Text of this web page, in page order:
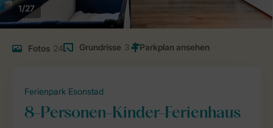
1/27
Fotos 24 Grundrisse 3
Ferienpark Esonstad
8-Personen-Kinder-Ferienhaus